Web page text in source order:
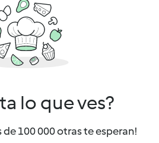
lo que ves?
de 100 000 otras te esperan!